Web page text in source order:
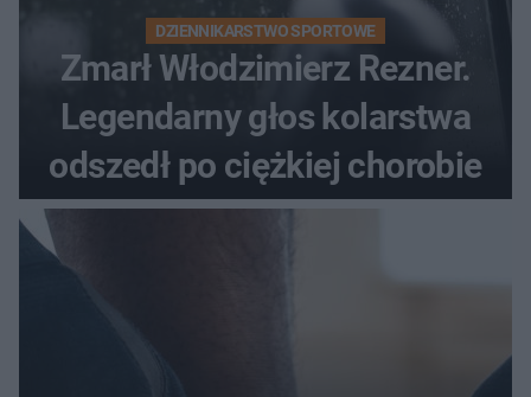
DZIENNIKARSTWO SPORTOWE
Zmarł Włodzimierz Rezner.
Legendarny głos kolarstwa
odszedł po ciężkiej chorobie